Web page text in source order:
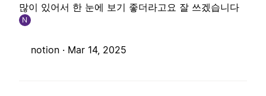
많이 있어서 한 눈에 보기 좋더라고요 잘 쓰겠습니다
N
notion · Mar 14, 2025